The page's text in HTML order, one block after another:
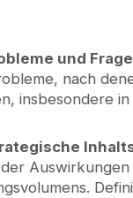
und
nach
insbesondere